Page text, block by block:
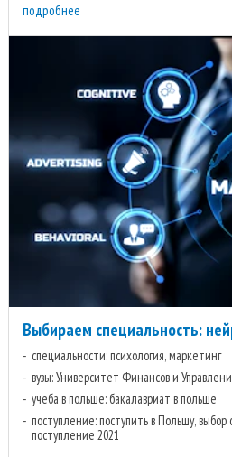
подробнее
Выбираем специальность:
специальности: психология, маркетинг
вузы: Университет Финансов и
учеба в польше: бакалавриат в польше
поступление: поступить в Польшу, выбор
поступление 2021